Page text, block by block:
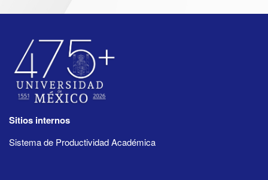
Sitios internos
Sistema de Productividad Académica